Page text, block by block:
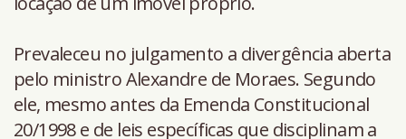
Prevaleceu no julgamento a divergência aberta
pelo ministro Alexandre de Moraes. Segundo
ele, mesmo antes da Emenda Constitucional
20/1998 e de leis específicas que disciplinam a